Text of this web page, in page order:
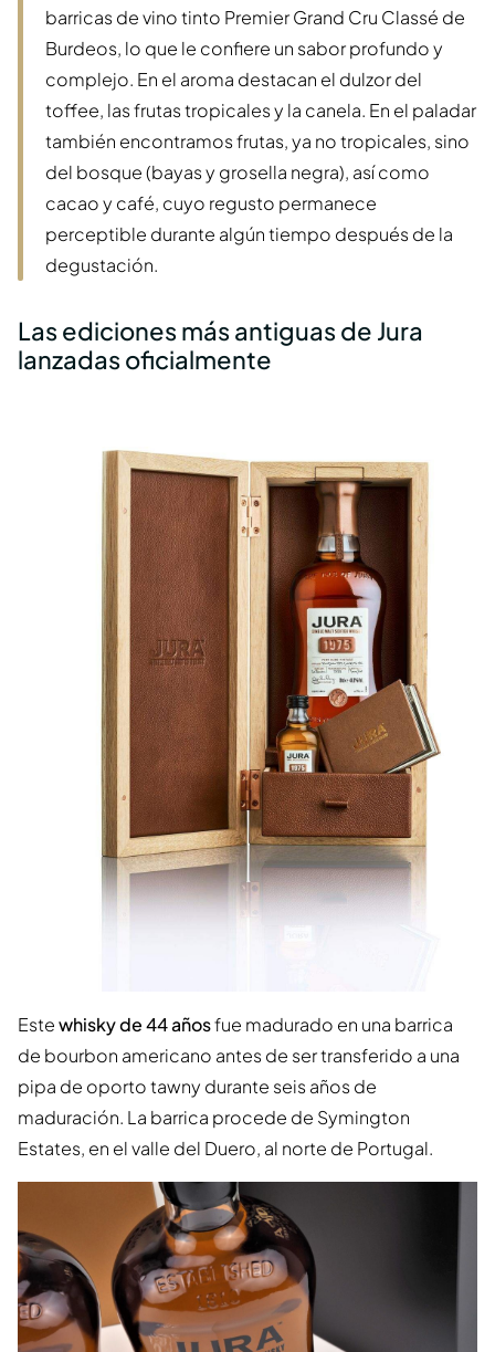
barricas de vino tinto Premier Grand Cru Classé de
Burdeos, lo que le confiere un sabor profundo y
complejo. En el aroma destacan el dulzor del
toffee, las frutas tropicales y la canela. En el paladar
también encontramos frutas, ya no tropicales, sino
del bosque (bayas y grosella negra), así como
cacao y café, cuyo regusto permanece
perceptible durante algún tiempo después de la
degustación.
Las ediciones más antiguas de Jura
lanzadas oficialmente
Estewhisky de 44 añosfue madurado en una barrica
de bourbon americano antes de ser transferido a una
pipa de oporto tawny durante seis años de
maduración. La barrica procede de Symington
Estates, en el valle del Duero, al norte de Portugal.